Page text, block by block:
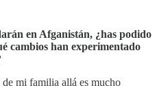
en Afganistán, ¿has podido
cambios han experimentado
mi familia allá es mucho